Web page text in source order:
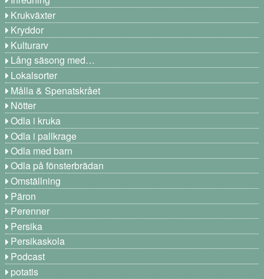
Krukväxter
Kryddor
Kulturarv
Lång säsong med…
Lokalsorter
Målla & Spenatskrået
Nötter
Odla i kruka
Odla i pallkrage
Odla med barn
Odla på fönsterbrädan
Omställning
Päron
Perenner
Persika
Persikaskola
Podcast
potatis